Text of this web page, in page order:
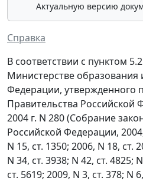
Актуальную версию
Справка
В соответствии с пунктом
Министерстве образования
Федерации, утвержденного
Правительства Российской
2004 г. N 280 (Собрание
Российской Федерации,
N 15, ст. 1350; 2006, N 18, ст.
N 34, ст. 3938; N 42, ст. 4825;
ст. 5619; 2009, N 3, ст. 378; N